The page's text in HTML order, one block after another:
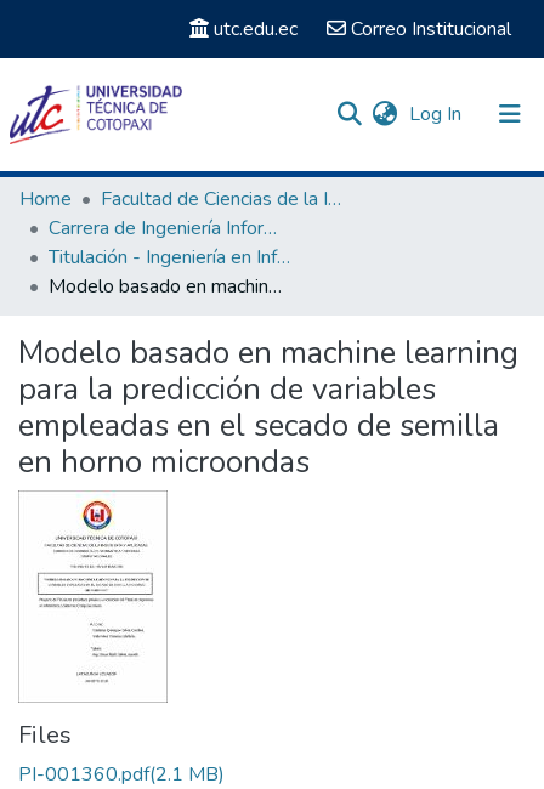
utc.edu.ec Correo Institucional
Log In (current)
Communities & Collections
Search
Statistics
Home
Facultad de Ciencias de la Ingeniería y Aplicadas
Carrera de Ingeniería Informática y Sistemas Computacionales
Titulación - Ingeniería en Informática y Sistemas Computacionales
Modelo basado en machine learning para la predicción de variables empleadas en el secado de semilla en horno microondas
Modelo basado en machine learning
para la predicción de variables
empleadas en el secado de semilla
en horno microondas
Files
PI-001360.pdf(2.1 MB)